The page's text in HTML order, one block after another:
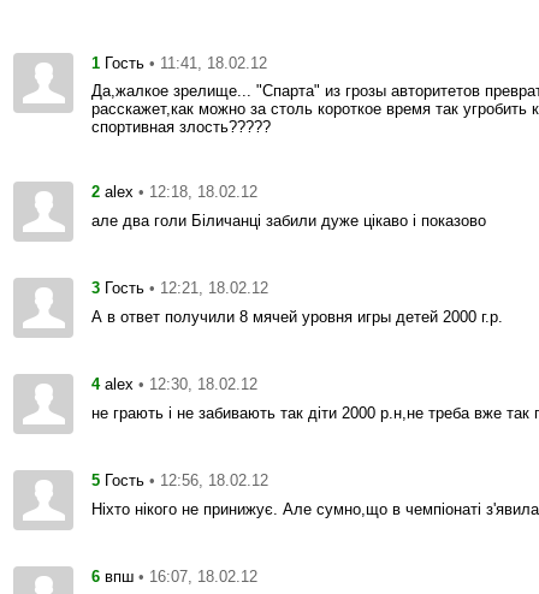
1 Гость • 11:41, 18.02.12
Да,жалкое зрелище... "Спарта" из грозы авторитетов
расскажет,как можно за столь короткое время так
спортивная злость?????
2 alex • 12:18, 18.02.12
але два голи Біличанці забили дуже цікаво і показово
3 Гость • 12:21, 18.02.12
А в ответ получили 8 мячей уровня игры детей 2000 г.р.
4 alex • 12:30, 18.02.12
не грають і не забивають так діти 2000 р.н,не треба вже
5 Гость • 12:56, 18.02.12
Ніхто нікого не принижує. Але сумно,що в чемпіонаті
6 впш • 16:07, 18.02.12